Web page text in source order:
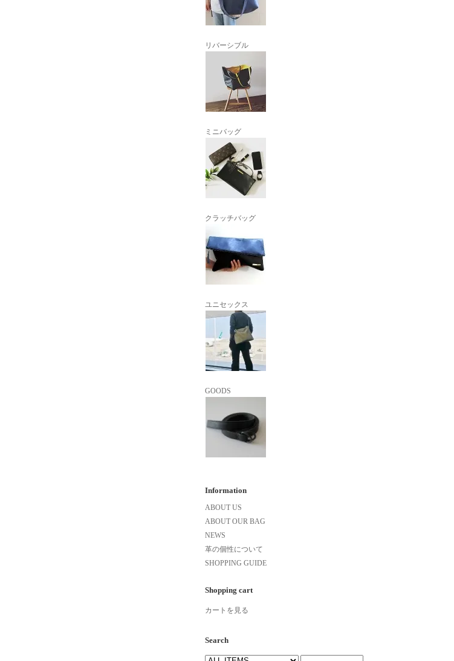
リバーシブル
ミニバッグ
クラッチバッグ
ユニセックス
GOODS
Information
ABOUT US
ABOUT OUR BAG
NEWS
革の個性について
SHOPPING GUIDE
Shopping cart
カートを見る
Search